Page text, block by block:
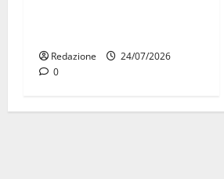
Redazione
24/07/2026
0